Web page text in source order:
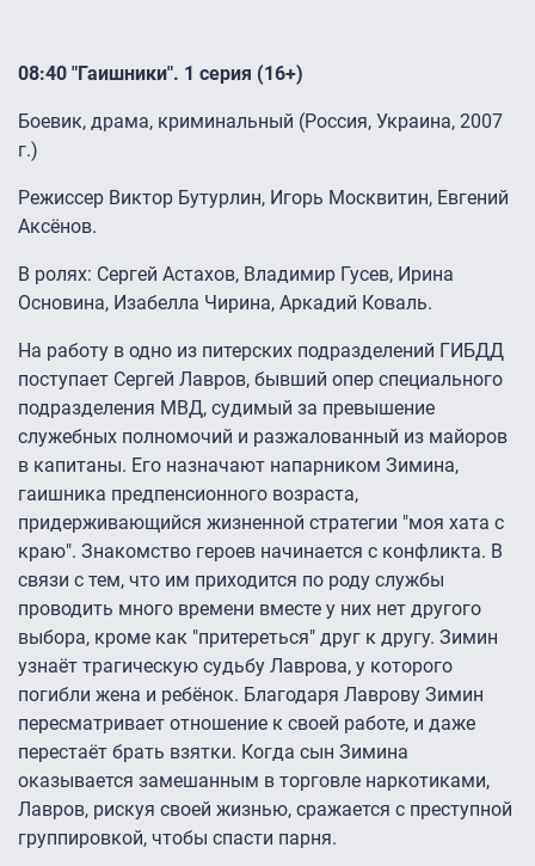
08:40 "Гаишники". 1 серия (16+)
Боевик, драма, криминальный (Россия, Украина, 2007
г.)
Режиссер Виктор Бутурлин, Игорь Москвитин, Евгений
Аксёнов.
В ролях: Сергей Астахов, Владимир Гусев, Ирина
Основина, Изабелла Чирина, Аркадий Коваль.
На работу в одно из питерских подразделений ГИБДД
поступает Сергей Лавров, бывший опер специального
подразделения МВД, судимый за превышение
служебных полномочий и разжалованный из майоров
в капитаны. Его назначают напарником Зимина,
гаишника предпенсионного возраста,
придерживающийся жизненной стратегии "моя хата с
краю". Знакомство героев начинается с конфликта. В
связи с тем, что им приходится по роду службы
проводить много времени вместе у них нет другого
выбора, кроме как "притереться" друг к другу. Зимин
узнаёт трагическую судьбу Лаврова, у которого
погибли жена и ребёнок. Благодаря Лаврову Зимин
пересматривает отношение к своей работе, и даже
перестаёт брать взятки. Когда сын Зимина
оказывается замешанным в торговле наркотиками,
Лавров, рискуя своей жизнью, сражается с преступной
группировкой, чтобы спасти парня.